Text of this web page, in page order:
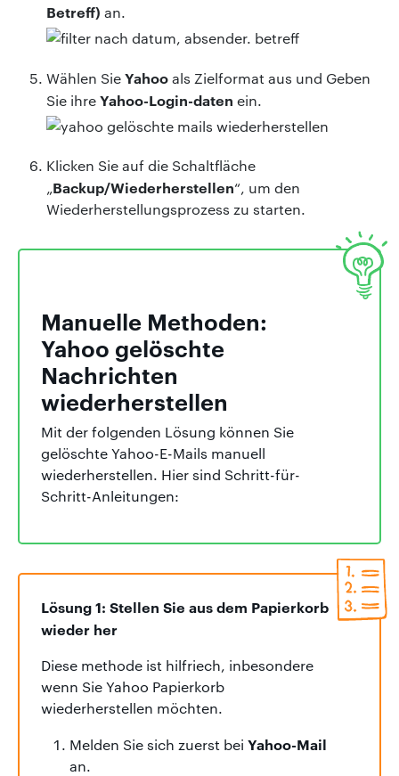
Betreff) an.
Wählen SieYahooals Zielformat aus und Geben
Sie ihreYahoo-Login-daten ein.
Klicken Sie auf die Schaltfläche
„Backup/Wiederherstellen“, um den
Wiederherstellungsprozess zu starten.
Manuelle Methoden:
Yahoo gelöschte
Nachrichten
wiederherstellen
Mit der folgenden Lösung können Sie
gelöschte Yahoo-E-Mails manuell
wiederherstellen. Hier sind Schritt-für-
Schritt-Anleitungen:
Lösung 1: Stellen Sie aus dem Papierkorb
wieder her
Diese methode ist hilfriech, inbesondere
wenn Sie Yahoo Papierkorb
wiederherstellen möchten.
Melden Sie sich zuerst bei Yahoo-Mail
an.